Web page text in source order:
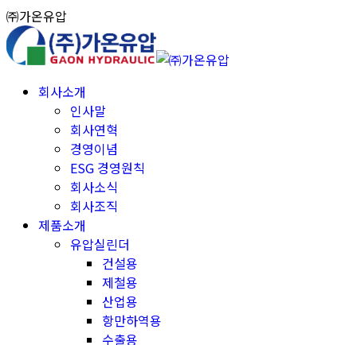
Skip
to
content
㈜가온유압
회사소개
인사말
회사연혁
경영이념
ESG 경영원칙
회사소식
회사조직
제품소개
유압실린더
건설용
제철용
산업용
항만하역용
수출용